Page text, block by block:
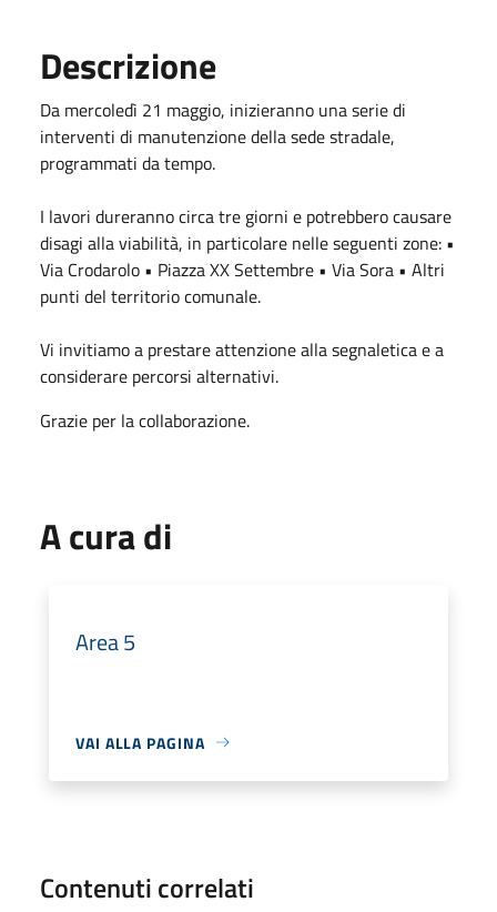
Descrizione
Da mercoledì 21 maggio, inizieranno una serie di
interventi di manutenzione della sede stradale,
programmati da tempo.
I lavori dureranno circa tre giorni e potrebbero causare
disagi alla viabilità, in particolare nelle seguenti zone: •
Via Crodarolo • Piazza XX Settembre • Via Sora • Altri
punti del territorio comunale.
Vi invitiamo a prestare attenzione alla segnaletica e a
considerare percorsi alternativi.
Grazie per la collaborazione.
A cura di
Area 5
VAI ALLA PAGINA
Contenuti correlati